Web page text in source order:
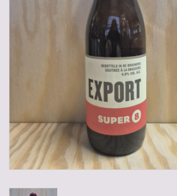
Manden/Kratten
Mixdozen
Streekproducten